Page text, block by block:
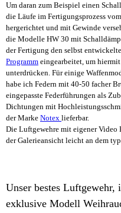
Um daran zum Beispiel einen
die Läufe im Fertigungsprozess
hergerichtet und mit Gewinde
die Modelle HW 30 mit
der Fertigung den selbst
Programm eingearbeitet, um
unterdrücken. Für einige
habe ich Federn mit 40-50 facher
eingepasste Federführungen als
Dichtungen mit
der Marke Notex lieferbar.
Die Luftgewehre mit eigener Video
der Galerieansicht leicht an dem
Unser bestes Luftgewehr,
exklusive Modell